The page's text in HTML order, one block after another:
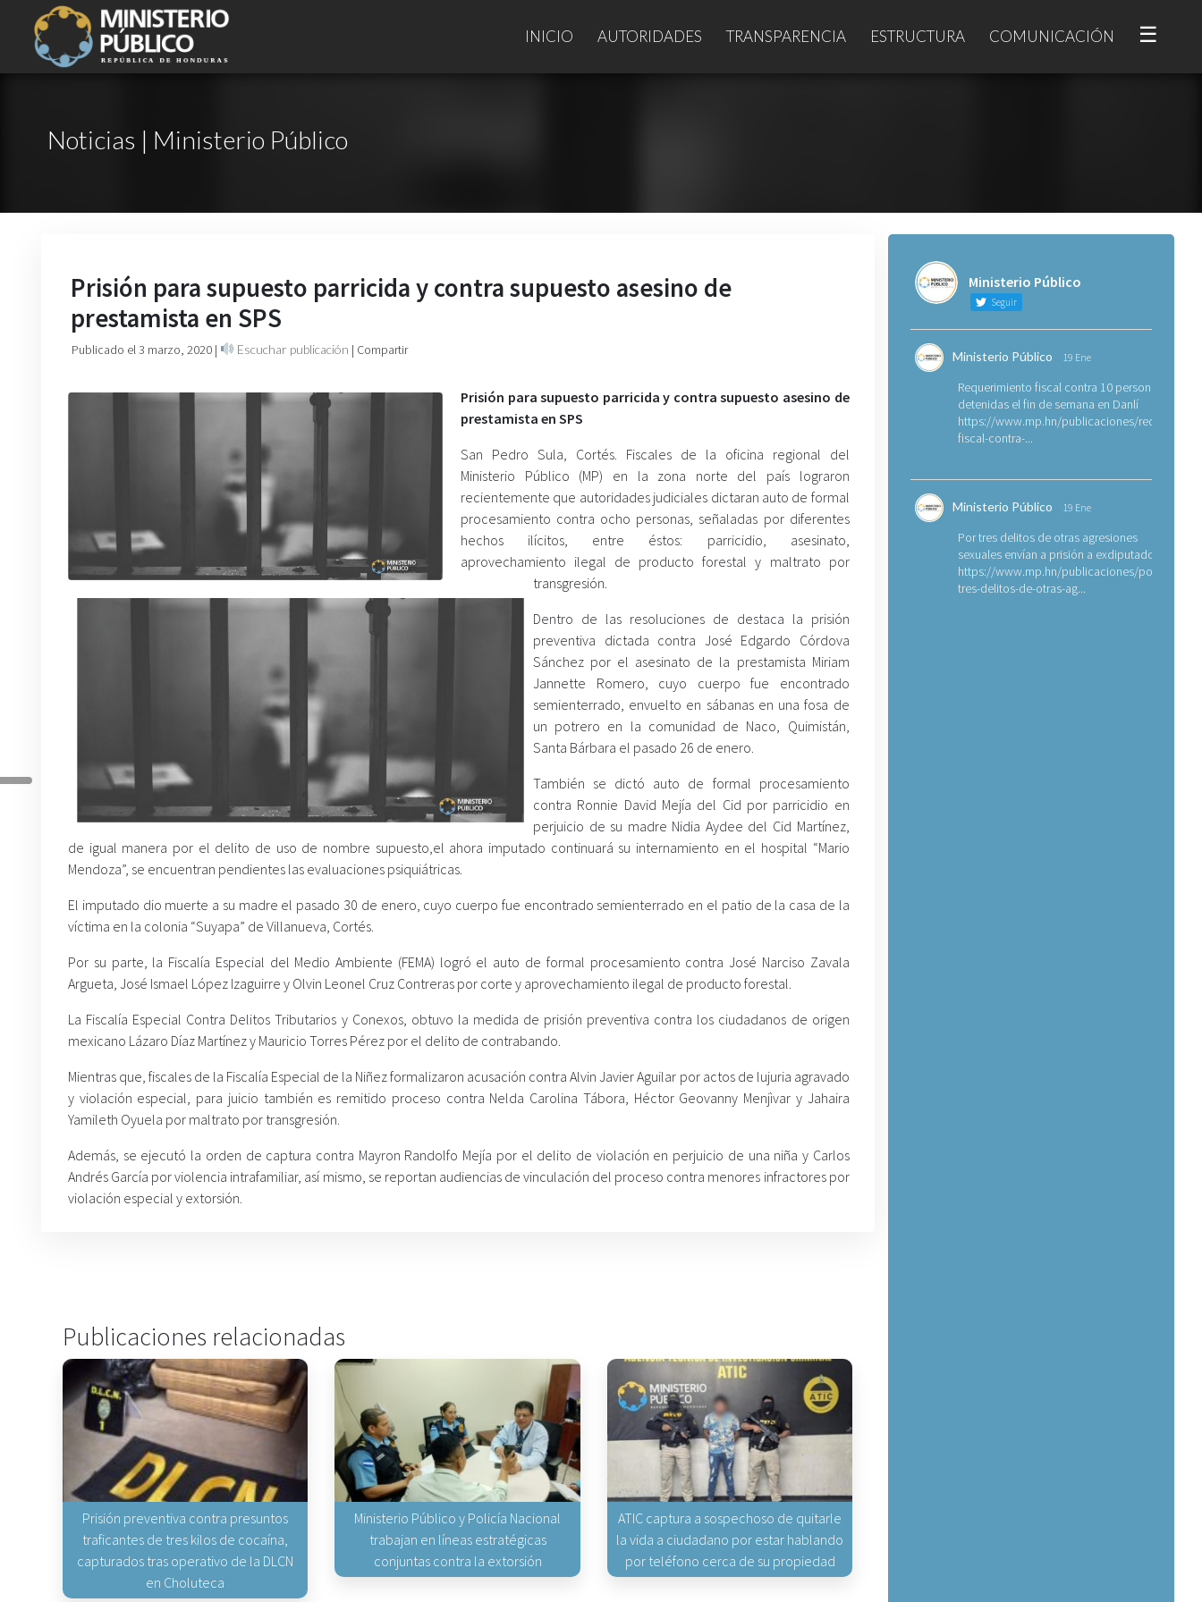
INICIO AUTORIDADES TRANSPARENCIA ESTRUCTURA COMUNICACIÓN ☰
Noticias | Ministerio Público
Prisión para supuesto parricida y contra supuesto asesino de
prestamista en SPS
Publicado el 3 marzo, 2020 | Escuchar publicación | Compartir
Prisión para supuesto parricida y contra supuesto asesino de
prestamista en SPS
San Pedro Sula, Cortés. Fiscales de la oficina regional del
Ministerio Público (MP) en la zona norte del país lograron
recientemente que autoridades judiciales dictaran auto de formal
procesamiento contra ocho personas, señaladas por diferentes
hechos ilícitos, entre éstos: parricidio, asesinato,
aprovechamiento ilegal de producto forestal y maltrato por
transgresión.
Dentro de las resoluciones de destaca la prisión
preventiva dictada contra José Edgardo Córdova
Sánchez por el asesinato de la prestamista Miriam
Jannette Romero, cuyo cuerpo fue encontrado
semienterrado, envuelto en sábanas en una fosa de
un potrero en la comunidad de Naco, Quimistán,
Santa Bárbara el pasado 26 de enero.
También se dictó auto de formal procesamiento
contra Ronnie David Mejía del Cid por parricidio en
perjuicio de su madre Nidia Aydee del Cid Martínez,
de igual manera por el delito de uso de nombre supuesto,el ahora imputado continuará su internamiento en el hospital “Mario
Mendoza”, se encuentran pendientes las evaluaciones psiquiátricas.
El imputado dio muerte a su madre el pasado 30 de enero, cuyo cuerpo fue encontrado semienterrado en el patio de la casa de la
víctima en la colonia “Suyapa” de Villanueva, Cortés.
Por su parte, la Fiscalía Especial del Medio Ambiente (FEMA) logró el auto de formal procesamiento contra José Narciso Zavala
Argueta, José Ismael López Izaguirre y Olvin Leonel Cruz Contreras por corte y aprovechamiento ilegal de producto forestal.
La Fiscalía Especial Contra Delitos Tributarios y Conexos, obtuvo la medida de prisión preventiva contra los ciudadanos de origen
mexicano Lázaro Díaz Martínez y Mauricio Torres Pérez por el delito de contrabando.
Mientras que, fiscales de la Fiscalía Especial de la Niñez formalizaron acusación contra Alvin Javier Aguilar por actos de lujuria agravado
y violación especial, para juicio también es remitido proceso contra Nelda Carolina Tábora, Héctor Geovanny Menjìvar y Jahaira
Yamileth Oyuela por maltrato por transgresión.
Además, se ejecutó la orden de captura contra Mayron Randolfo Mejía por el delito de violación en perjuicio de una niña y Carlos
Andrés García por violencia intrafamiliar, así mismo, se reportan audiencias de vinculación del proceso contra menores infractores por
violación especial y extorsión.
Publicaciones relacionadas
Prisión preventiva contra presuntos
traficantes de tres kilos de cocaína,
capturados tras operativo de la DLCN
en Choluteca
Ministerio Público y Policía Nacional
trabajan en líneas estratégicas
conjuntas contra la extorsión
ATIC captura a sospechoso de quitarle
la vida a ciudadano por estar hablando
por teléfono cerca de su propiedad
Ministerio Público
Seguir
Ministerio Público 19 Ene
Requerimiento fiscal contra 10 personas
detenidas el fin de semana en Danlí
https://www.mp.hn/publicaciones/
fiscal-contra-...
Ministerio Público 19 Ene
Por tres delitos de otras agresiones
sexuales envían a prisión a exdiputado
https://www.mp.hn/publicaciones/por-
tres-delitos-de-otras-ag...